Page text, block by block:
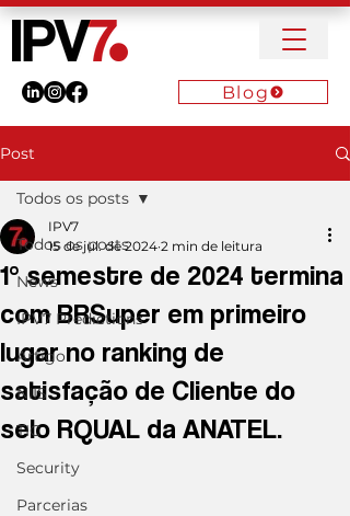
Blog
Post
Todos os posts
News
IPV7 Predictions
Artigo
NIIS
TIC
Security
Parcerias
Todos os posts
1° semestre de 2024 termina
com BRSuper em primeiro
lugar no ranking de
satisfação de Cliente do
selo RQUAL da ANATEL.
IPV7
15 de jul. de 2024 2 min de leitura